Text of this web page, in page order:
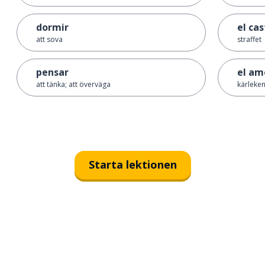
dormir
att sova
pensar
att tänka; att överväga
el
straffet
el
kärleken
Starta lektionen